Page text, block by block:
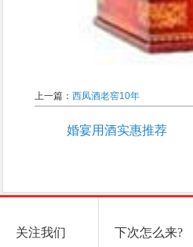
上一篇： 西凤酒老窖10年
婚宴用酒实惠推荐
关注我们 下次怎么来?